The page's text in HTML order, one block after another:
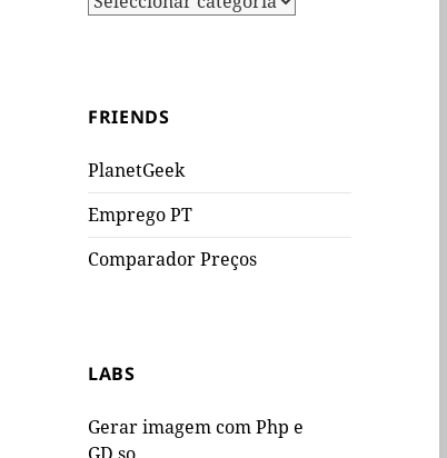
FRIENDS
PlanetGeek
Emprego PT
Comparador Preços
LABS
Gerar imagem com Php e